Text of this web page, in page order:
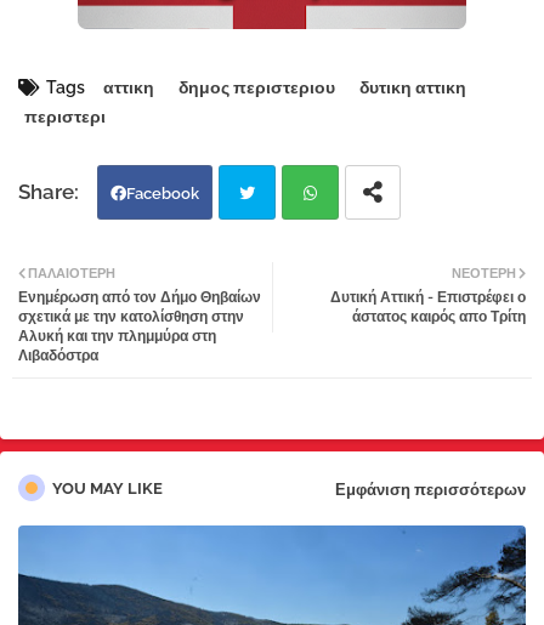
Tags αττικη δημος περιστεριου
δυτικη αττικη
περιστερι
Facebook
tter
ΝΕΌΤΕΡΗ
Δυτική Αττική - Επιστρέφει ο
άστατος καιρός απο Τρίτη
ΠΑΛΑΙΌΤΕΡΗ
Ενημέρωση από τον Δήμο Θηβαίων
σχετικά με την κατολίσθηση στην
Αλυκή και την πλημμύρα στη
Λιβαδόστρα
YOU MAY LIKE Εμφάνιση περισσότερων